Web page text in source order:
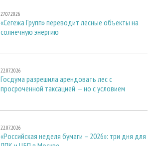
27.07.2026
«Сегежа Групп» переводит лесные объекты на
солнечную энергию
22.07.2026
Госдума разрешила арендовать лес с
просроченной таксацией — но с условием
22.07.2026
«Российская неделя бумаги – 2026»: три дня для